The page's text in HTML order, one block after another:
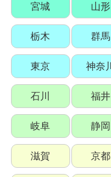
宮城 山形
栃木 群馬
東京 神奈川
石川 福井
岐阜 静岡
滋賀 京都